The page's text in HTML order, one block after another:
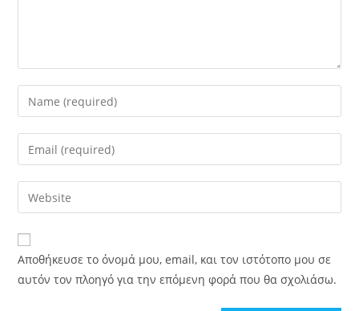
Enter
your
name
comment
Enter
your
email
address
comment
Enter
your
website
URL
(optional)
Αποθήκευσε το όνομά μου, email, και τον ιστότοπο μου σε
αυτόν τον πλοηγό για την επόμενη φορά που θα σχολιάσω.